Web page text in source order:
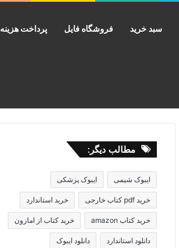
سبد خرید فروشگاه فایل پرداخت هزینه
مطالب دیگر:
ایبوک شیمی ایبوک پزشکی
خرید pdf کتاب خارجی خرید استاندارد
خرید کتاب amazon خرید کتاب از امازون
دانلود استاندارد دانلود ایبوک